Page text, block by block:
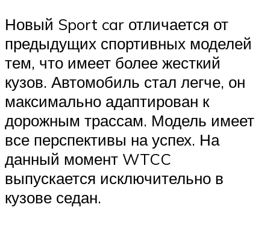
Новый Sport car отличается от
предыдущих спортивных моделей
тем, что имеет более жесткий
кузов. Автомобиль стал легче, он
максимально адаптирован к
дорожным трассам. Модель имеет
все перспективы на успех. На
данный момент WTCC
выпускается исключительно в
кузове седан.